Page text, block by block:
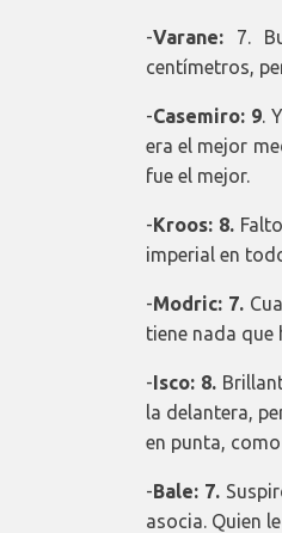
-Varane: 7.
centímetros,
-Casemiro: 9 .
era el mejor
fue el mejor.
-Kroos: 8.
imperial en
-Modric: 7.
tiene nada que
-Isco: 8.
la delantera,
en punta,
-Bale: 7.
asocia. Quien